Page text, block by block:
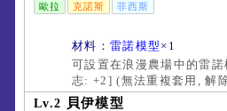
歐拉 克諾斯 菲西斯
材料： 雷諾模型 ×1
可設置在浪漫農場中的雷
志: +2] (無法重複套用, 解
Lv.2
貝伊模型